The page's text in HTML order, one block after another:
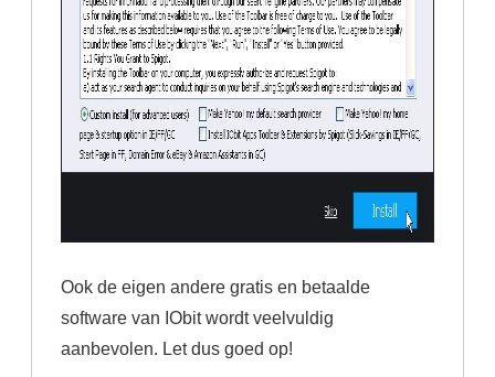
Ook de eigen andere gratis en betaalde
software van IObit wordt veelvuldig
aanbevolen. Let dus goed op!